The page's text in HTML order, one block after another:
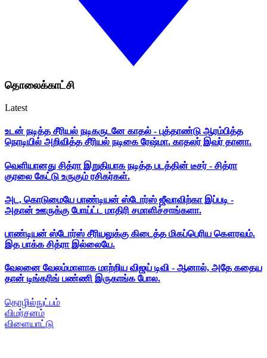
தொலைக்காட்சி
Latest
உடன் நடித்த சீரியல் நடிகருடனே காதல் - புத்தாண்டு ஆரம்பித்த
நொடியில் அறிவித்த சீரியல் நடிகை ரேஷ்மா. காதலர் இவர் தானா.
வெளியானது சித்ரா இறுதியாக நடித்த படத்தின் டீசர் - சித்ரா
குரலை கேட்டு உருகும் ரசிகர்கள்.
அட, கொடுமையே பாண்டியன் ஸ்டோர்ஸ் ஜீவாவிற்கா இப்படி -
அதான் ஊருக்கு போய்ட்ட மாதிரி சமாளிச்சாங்களா.
பாண்டியன் ஸ்டோர்ஸ் சீரியலுக்கு கிடைத்த மிகப்பெரிய கௌரவம்.
இத பாக்க சித்ரா இல்லையே.
வேலனை வேலம்மாளாக மாற்றிய விஜய் டிவி - ஆனால், அதே கதைய
தான் டிங்கரிங் பண்ணி இருகாங்க போல.
தொழில்நுட்பம்
விமர்சனம்
விளையாட்டு